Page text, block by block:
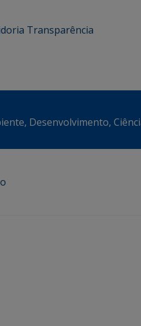
Transparência
Desenvolvimento,